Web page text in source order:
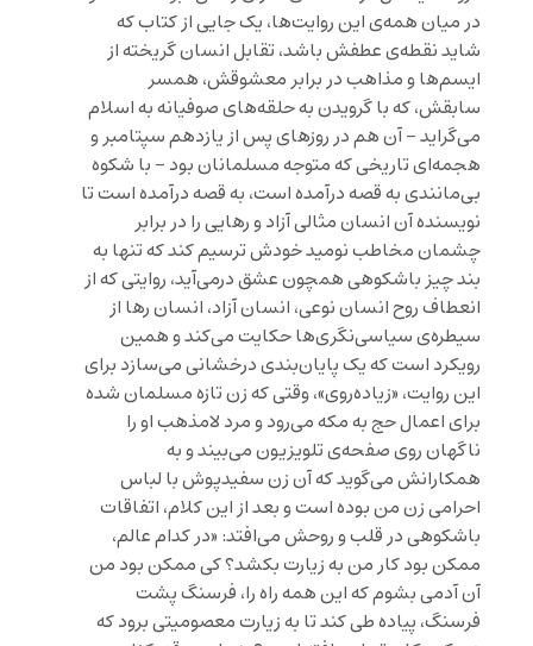
در میان همه‌ی این روایت‌ها، یک جایی از کتاب که
شاید نقطه‌ی عطفش باشد، تقابل انسان گریخته از
ایسم‌ها و مذاهب در برابر معشوقش، همسر
سابقش، که با گرویدن به حلقه‌های صوفیانه به اسلام
می‌گراید – آن هم در روزهای پس از یازدهم سپتامبر و
هجمه‌ای تاریخی که متوجه مسلمانان بود – با شکوه
بی‌مانندی به قصه درآمده است، به قصه درآمده است تا
نویسنده آن انسان مثالی آزاد و رهایی را در برابر
چشمان مخاطب نومید خودش ترسیم کند که تنها به
بند چیز باشکوهی همچون عشق درمی‌آید، روایتی که از
انعطاف روح انسان نوعی، انسان آزاد، انسان رها از
سیطره‌ی سیاسی‌نگری‌ها حکایت می‌کند و همین
رویکرد است که یک پایان‌بندی درخشانی می‌سازد برای
این روایت، «زیاده‌روی»، وقتی که زن تازه مسلمان شده
برای اعمال حج به مکه می‌رود و مرد لامذهب او را
ناگهان روی صفحه‌ی تلویزیون می‌بیند و به
همکارانش می‌گوید که آن زن سفیدپوش با لباس
احرامی زن من بوده است و بعد از این کلام، اتفاقات
باشکوهی در قلب و روحش می‌افتد: «در کدام عالم،
ممکن بود کار من به زیارت بکشد؟ کی ممکن بود من
آن آدمی بشوم که این همه راه را، فرسنگ پشت
فرسنگ، پیاده طی کند تا به زیارت معصومیتی برود که